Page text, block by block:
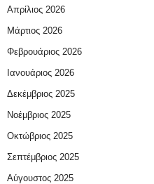
Απρίλιος 2026
Μάρτιος 2026
Φεβρουάριος 2026
Ιανουάριος 2026
Δεκέμβριος 2025
Νοέμβριος 2025
Οκτώβριος 2025
Σεπτέμβριος 2025
Αύγουστος 2025